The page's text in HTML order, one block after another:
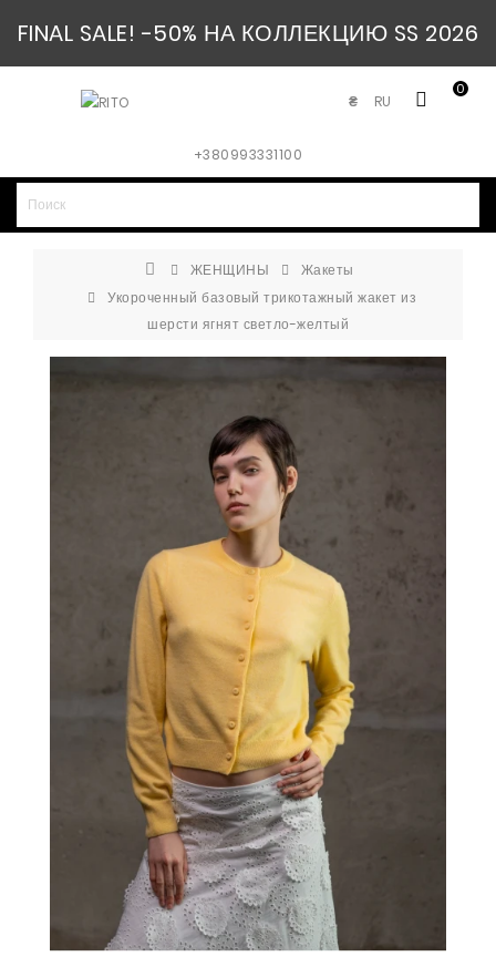
FINAL SALE! -50% НА КОЛЛЕКЦИЮ SS 2026
0
RU
₴
+380993331100
ЖЕНЩИНЫ
Жакеты
Укороченный базовый трикотажный жакет из
шерсти ягнят светло-желтый